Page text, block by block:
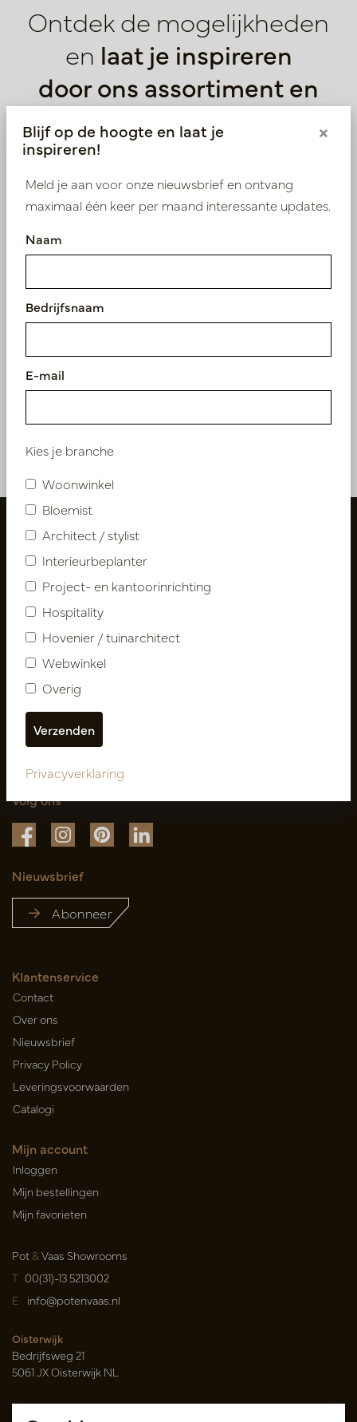
Ontdek de mogelijkheden
en laat je inspireren
door ons assortiment en
deskundig advies.
Maandag t/m vrijdag 09.00-17.00 uur
00(31)-13 5213002
Volg ons
Nieuwsbrief
Abonneer
Klantenservice
Contact
Over ons
Nieuwsbrief
Privacy Policy
Leveringsvoorwaarden
Catalogi
Mijn account
Inloggen
Mijn bestellingen
Mijn favorieten
Pot&Vaas Showrooms
T 00(31)-13 5213002
E info@potenvaas.nl
Oisterwijk
Bedrijfsweg 21
5061 JX Oisterwijk NL
Openingstijden
Blijf op de hoogte en laat je
inspireren!
×
Meld je aan voor onze nieuwsbrief en ontvang
maximaal één keer per maand interessante updates.
Naam
Bedrijfsnaam
E-mail
Kies je branche
Woonwinkel
Bloemist
Architect / stylist
Interieurbeplanter
Project- en kantoorinrichting
Hospitality
Hovenier / tuinarchitect
Webwinkel
Overig
Privacyverklaring